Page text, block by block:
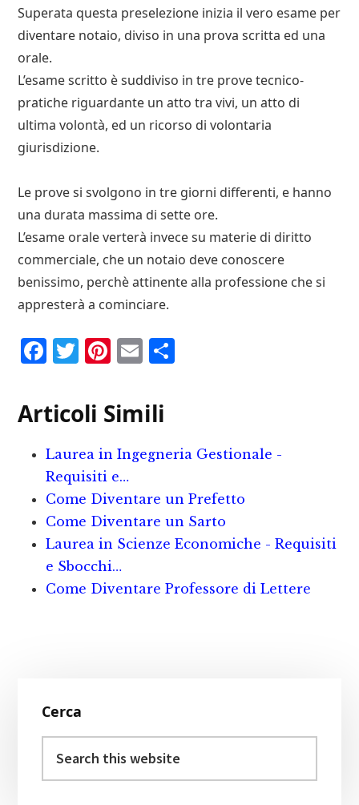
Superata questa preselezione inizia il vero esame per
diventare notaio, diviso in una prova scritta ed una
orale.
L’esame scritto è suddiviso in tre prove tecnico-
pratiche riguardante un atto tra vivi, un atto di
ultima volontà, ed un ricorso di volontaria
giurisdizione.
Le prove si svolgono in tre giorni differenti, e hanno
una durata massima di sette ore.
L’esame orale verterà invece su materie di diritto
commerciale, che un notaio deve conoscere
benissimo, perchè attinente alla professione che si
appresterà a cominciare.
F
c
e
b
o
o
k
T
it
te
r
P
n
te
r
e
st
E
ai
l
iv
d
i
Articoli Simili
Laurea in Ingegneria Gestionale -
Requisiti e…
Come Diventare un Prefetto
Come Diventare un Sarto
Laurea in Scienze Economiche - Requisiti
e Sbocchi…
Come Diventare Professore di Lettere
Sidebar
Cerca
this